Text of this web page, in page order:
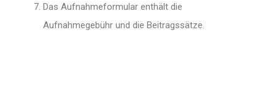
Das Aufnahmeformular enthält die
Aufnahmegebühr und die Beitragssätze.